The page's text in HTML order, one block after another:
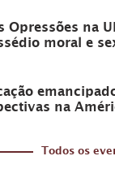
na
moral e
na
Todos os